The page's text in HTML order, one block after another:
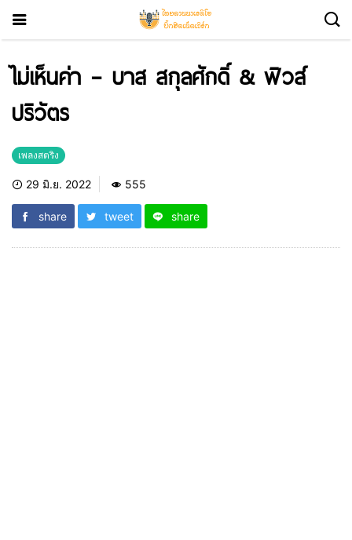
ไม่เห็นค่า – บาส สกุลศักดิ์ & ฟิวส์
ปริวัตร
เพลงสตริง
29 มิ.ย. 2022 555
share tweet share